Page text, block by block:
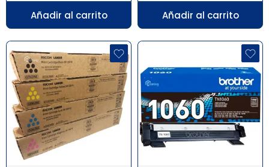
Añadir al carrito Añadir al carrito